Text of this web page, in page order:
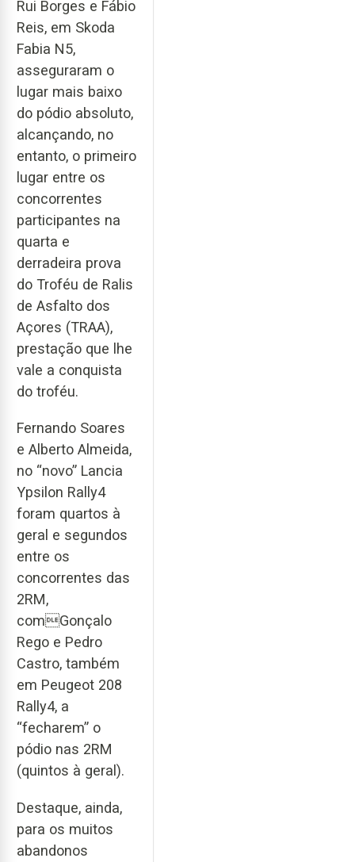
Rui Borges e Fábio
Reis, em Skoda
Fabia N5,
asseguraram o
lugar mais baixo
do pódio absoluto,
alcançando, no
entanto, o primeiro
lugar entre os
concorrentes
participantes na
quarta e
derradeira prova
do Troféu de Ralis
de Asfalto dos
Açores (TRAA),
prestação que lhe
vale a conquista
do troféu.
Fernando Soares
e Alberto Almeida,
no “novo” Lancia
Ypsilon Rally4
foram quartos à
geral e segundos
entre os
concorrentes das
2RM,
comGonçalo
Rego e Pedro
Castro, também
em Peugeot 208
Rally4, a
“fecharem” o
pódio nas 2RM
(quintos à geral).
Destaque, ainda,
para os muitos
abandonos